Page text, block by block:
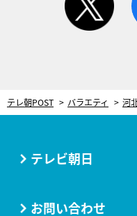
テレ朝POST バラエティ
テレビ朝日
お問い合わせ